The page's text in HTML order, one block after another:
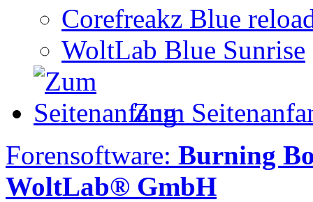
Corefreakz Blue
WoltLab Blue Sunrise
Zum
Forensoftware: Burning
WoltLab® GmbH